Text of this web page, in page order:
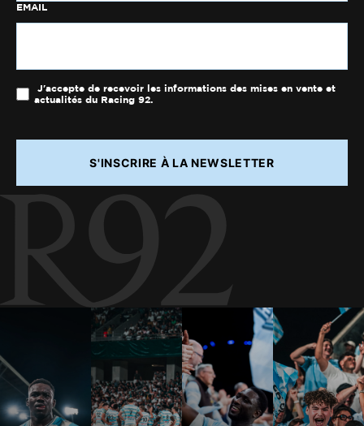
EMAIL
J'accepte de recevoir les informations des mises en vente et
actualités du Racing 92.
S'INSCRIRE À LA NEWSLETTER